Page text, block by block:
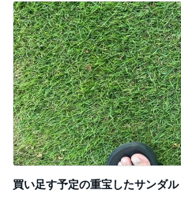
買い足す予定の重宝したサンダル